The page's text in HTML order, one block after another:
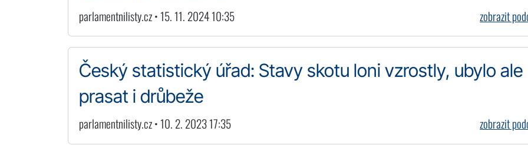
parlamentnilisty.cz • 15. 11. 2024 10:35 zobrazit
Český statistický úřad: Stavy skotu loni vzrostly, ubylo ale
prasat i drůbeže
parlamentnilisty.cz • 10. 2. 2023 17:35 zobrazit